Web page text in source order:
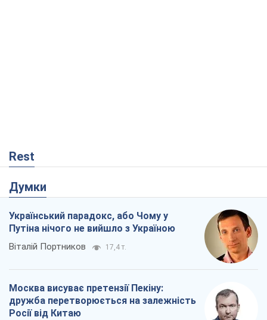
Rest
Думки
Український парадокс, або Чому у
Путіна нічого не вийшло з Україною
Віталій Портников 17,4 т.
Москва висуває претензії Пекіну:
дружба перетворюється на залежність
Росії від Китаю